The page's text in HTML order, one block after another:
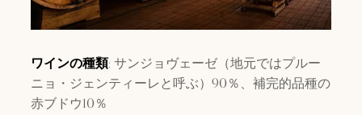
ワインの種類: サンジョヴェーゼ（地元ではプルー
ニョ・ジェンティーレと呼ぶ）90％、補完的品種の
赤ブドウ10％